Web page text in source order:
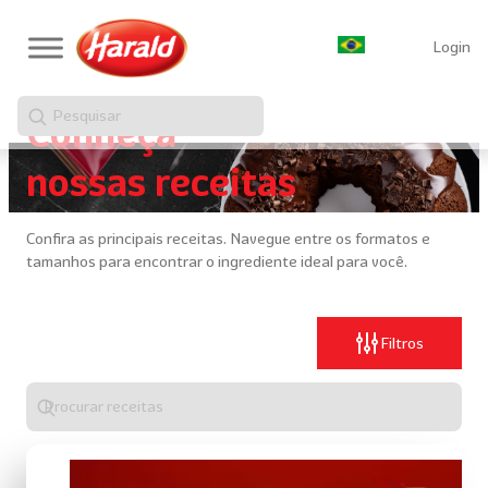
Login
Pesquisar
Conheça
nossas receitas
Confira as principais receitas. Navegue entre os formatos e
tamanhos para encontrar o ingrediente ideal para você.
Filtros
Digite
algo
para
realizar